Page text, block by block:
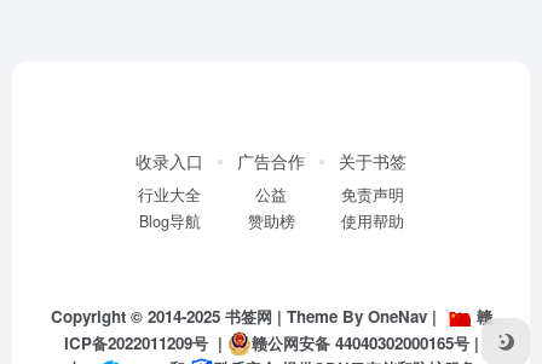
收录入口
行业大全
Blog导航
广告合作
公益
赞助榜
关于书签
免责声明
使用帮助
Copyright © 2014-2025 书签网 | Theme By OneNav|
赣
ICP备2022011209号| 赣公网安备 44040302000165号|